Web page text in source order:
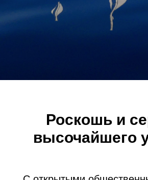
Роскошь и
высочайшего